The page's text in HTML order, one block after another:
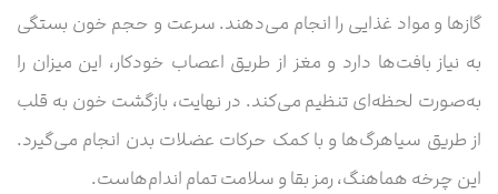
گازها و مواد غذایی را انجام می‌دهند. سرعت و حجم خون بستگی
به نیاز بافت‌ها دارد و مغز از طریق اعصاب خودکار، این میزان را
به‌صورت لحظه‌ای تنظیم می‌کند. در نهایت، بازگشت خون به قلب
از طریق سیاهرگ‌ها و با کمک حرکات عضلات بدن انجام می‌گیرد.
این چرخه هماهنگ، رمز بقا و سلامت تمام اندام‌هاست.